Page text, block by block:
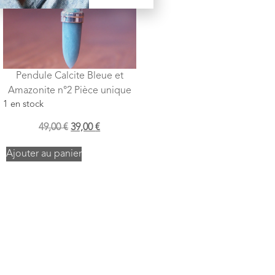
Pendule Calcite Bleue et
Amazonite n°2 Pièce unique
1 en stock
49,00€ 39,00€
Ajouter au panier